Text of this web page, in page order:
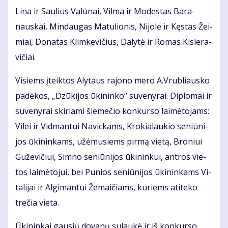
Li­na ir Sau­lius Va­lū­nai, Vil­ma ir Mo­des­tas Ba­ra­
naus­kai, Min­dau­gas Ma­tu­lio­nis, Ni­jo­lė ir Kęs­tas Žei­
miai, Do­na­tas Klim­ke­vi­čius, Da­ly­tė ir Ro­mas Kis­le­ra­
vi­čiai.
Vi­siems įteik­tos Aly­taus ra­jo­no me­ro A.Vrub­liaus­ko
pa­dė­kos, „Dzū­ki­jos ūki­nin­ko“ su­ve­ny­rai. Di­plo­mai ir
su­ve­ny­rai ski­ria­mi šie­me­čio kon­kur­so lai­mė­to­jams:
Vi­lei ir Vid­man­tui Na­vic­kams, Kro­kia­lau­kio se­niū­ni­
jos ūki­nin­kams, už­ėmu­siems pir­mą vie­tą, Bro­niui
Gu­že­vi­čiui, Sim­no se­niū­ni­jos ūki­nin­kui, ant­ros vie­
tos lai­mė­to­jui, bei Pu­nios se­niū­ni­jos ūki­nin­kams Vi­
ta­li­jai ir Al­gi­man­tui Že­mai­čiams, ku­riems ati­te­ko
tre­čia vie­ta.